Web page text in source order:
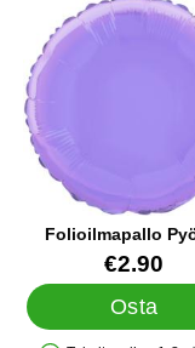
Folioilmapallo
Vaaleanvioletti
Tuote.nro 5729€2.90
Osta